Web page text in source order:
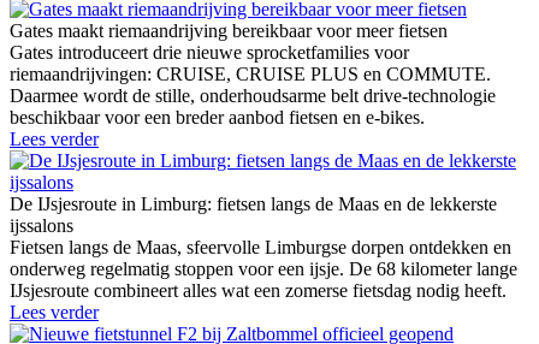
Gates maakt riemaandrijving bereikbaar voor meer fietsen
Gates introduceert drie nieuwe sprocketfamilies voor
riemaandrijvingen: CRUISE, CRUISE PLUS en COMMUTE.
Daarmee wordt de stille, onderhoudsarme belt drive-technologie
beschikbaar voor een breder aanbod fietsen en e-bikes.
Lees verder
De IJsjesroute in Limburg: fietsen langs de Maas en de lekkerste
ijssalons
Fietsen langs de Maas, sfeervolle Limburgse dorpen ontdekken en
onderweg regelmatig stoppen voor een ijsje. De 68 kilometer lange
IJsjesroute combineert alles wat een zomerse fietsdag nodig heeft.
Lees verder